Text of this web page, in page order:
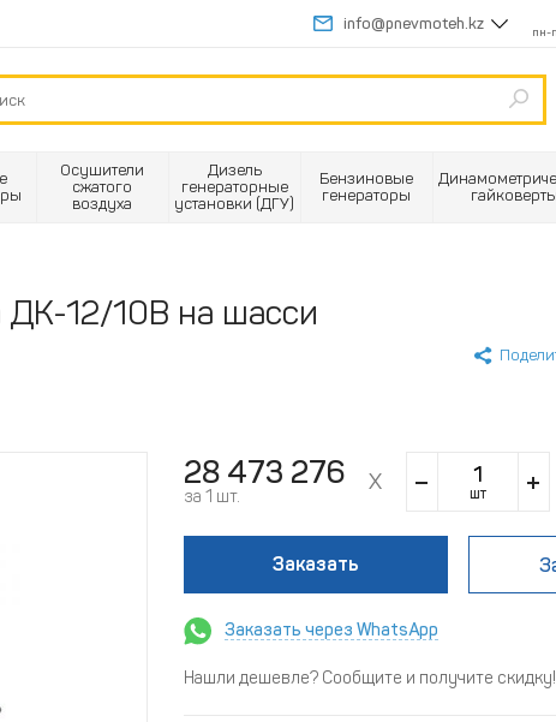
info@pnevmoteh.kz
пн-
Осушители
сжатого
воздуха
Дизель
генераторные
установки (ДГУ)
Бензиновые
генераторы
гайковерты
ДК-12/10В на шасси
28 473 276
за 1 шт. шт
Заказать
Заказать через WhatsApp
Нашли дешевле? Сообщите и получите скидку!